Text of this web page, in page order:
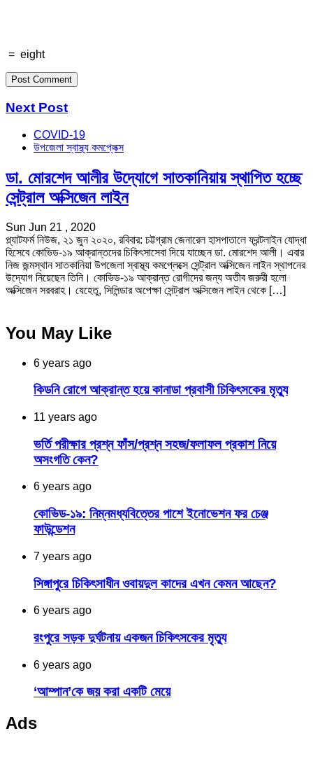
= eight
Next Post
COVID-19
উপজেলা স্বাস্থ্য কমপ্লেক্স
ডা. মোরশেদ আলীর উদ্যোগে সাতকানিয়ায় স্থাপিত হচ্ছে
সেন্ট্রাল অক্সিজেন লাইন
Sun Jun 21 , 2020
প্ল্যাটফর্ম নিউজ, ২১ জুন ২০২০, রবিবার: চট্টগ্রাম জেনারেল হাসপাতালে ফ্রন্টলাইন যোদ্ধা
হিসেবে কোভিড-১৯ আক্রান্তদের চিকিৎসাসেবা দিয়ে যাচ্ছেন ডা. মোরশেদ আলী। এবার
নিজ জন্মস্থান সাতকানিয়া উপজেলা স্বাস্থ্য কমপ্লেক্সে সেন্ট্রাল অক্সিজেন লাইন স্থাপনের
উদ্যোগ নিয়েছেন তিনি। কোভিড-১৯ আক্রান্ত রোগীদের জন্য অতীব জরুরী হলো
অক্সিজেন সরবরাহ। যেহেতু, সিলিন্ডার অপেক্ষা সেন্ট্রাল অক্সিজেন লাইন থেকে […]
You May Like
6 years ago
কিডনি রোগে আক্রান্ত হয়ে কানাডা প্রবাসী চিকিৎসকের মৃত্যু
11 years ago
ভর্তি পরীক্ষার প্রশ্ন ফাঁস/প্রশ্ন সহজ/ফলাফল প্রকাশ নিয়ে
অসংগতি কেন?
6 years ago
কোভিড-১৯: নিম্নমধ্যবিত্তের পাশে ইনোভেশন ফর চেঞ্জ
ফাউন্ডেশন
7 years ago
সিঙ্গাপুরে চিকিৎসাধীন ওবায়দুল কাদের এখন কেমন আছেন?
6 years ago
রংপুরে সড়ক দুর্ঘটনায় একজন চিকিৎসকের মৃত্যু
6 years ago
‘আম্পান’কে জয় করা একটি মেয়ে
Ads